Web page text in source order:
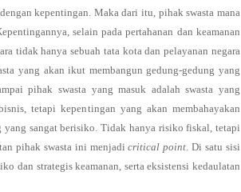
kepentingan. Maka dari itu, pihak swasta mana
selain pada pertahanan dan keamanan
tidak hanya sebuah tata kota dan pelayanan negara
yang akan ikut membangun gedung-gedung yang
pihak swasta yang masuk adalah swasta yang
tetapi kepentingan yang akan membahayakan
yang sangat berisiko. Tidak hanya risiko fiskal, tetapi
pihak swasta ini menjadicritical point. Di satu sisi
dan strategis keamanan, serta eksistensi kedaulatan